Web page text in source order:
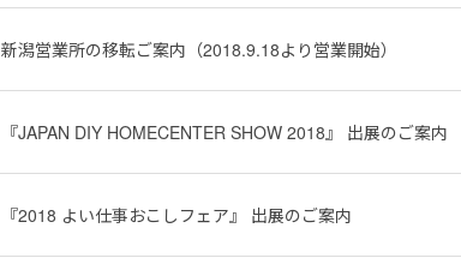
新潟営業所の移転ご案内（2018.9.18より営業開始）
『JAPAN DIY HOMECENTER SHOW 2018』 出展のご案内
『2018 よい仕事おこしフェア』 出展のご案内